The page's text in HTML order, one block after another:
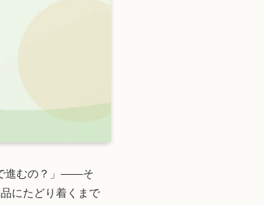
進むの？」——そ
にたどり着くまで